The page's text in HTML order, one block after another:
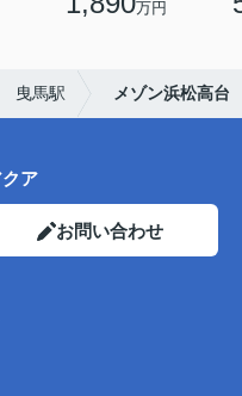
万円
曳馬駅 メゾン浜松高台
ア
お問い合わせ